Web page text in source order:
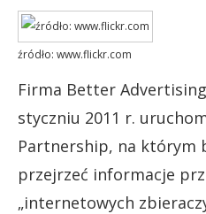
źródło: www.flickr.com
Firma Better
styczniu 2011 r.
Partnership, na którym
przejrzeć informacje
„internetowych